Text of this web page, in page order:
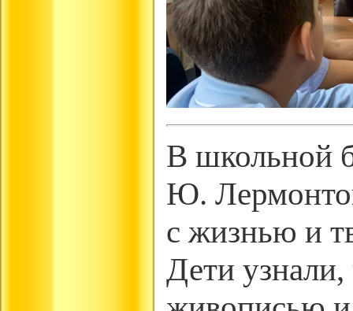
В школьной
Ю.
с жизнью и
Дети узнали,